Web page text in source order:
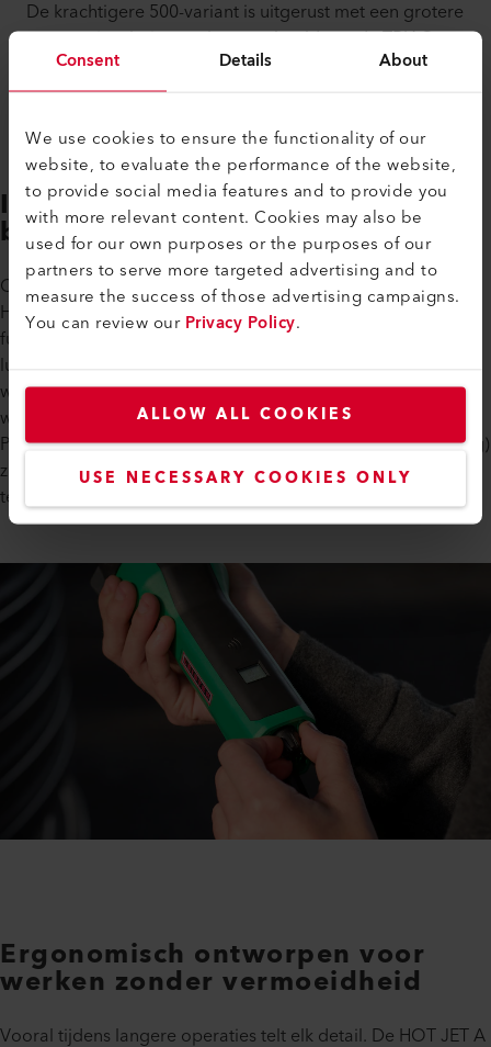
Consent Details About
We use cookies to ensure the functionality of our
website, to evaluate the performance of the website,
to provide social media features and to provide you
with more relevant content. Cookies may also be
used for our own purposes or the purposes of our
partners to serve more targeted advertising and to
measure the success of those advertising campaigns.
You can review ourPrivacy Policy.
ALLOW ALL COOKIES
USE NECESSARY COOKIES ONLY
De krachtigere 500-variant is uitgerust met een grotere
verwarmingsbuis naar het voorbeeld van de TRIAC en
biedt extra energie­reserves voor veeleisendere
kunststof­las­werkzaamheden. De HOT JET 500 A is
Intuïtieve werking die je tijd
bespaart
Complexe instellingen kosten tijd – dat geldt niet voor de
HOT JET A. De intuïtieve E-Drive stelt je in staat om alle
functies met slechts één knop te bedienen. Temperatuur,
lucht­hoeveelheid en andere functies kunnen zo snel en veilig
worden ingesteld. Dit vermindert foutbronnen en versnelt je
workflow. Bewezen Leister-functies zoals Eco-Mode, Restart
Protection en een gebiedsbeperking (applicatie­bescherming)
zijn standaard geïntegreerd. Dit helpt je efficiënt te werken
terwijl je het materiaal- en energieverbruik vermindert.
Ergonomisch ontworpen voor
werken zonder vermoeidheid
Vooral tijdens langere operaties telt elk detail. De HOT JET A